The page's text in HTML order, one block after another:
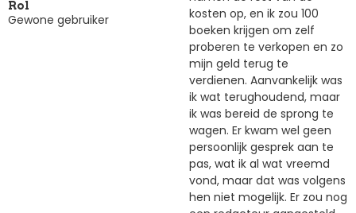
Rol
Gewone gebruiker
kosten op, en ik zou 100
boeken krijgen om zelf
proberen te verkopen en zo
mijn geld terug te
verdienen. Aanvankelijk was
ik wat terughoudend, maar
ik was bereid de sprong te
wagen. Er kwam wel geen
persoonlijk gesprek aan te
pas, wat ik al wat vreemd
vond, maar dat was volgens
hen niet mogelijk. Er zou nog